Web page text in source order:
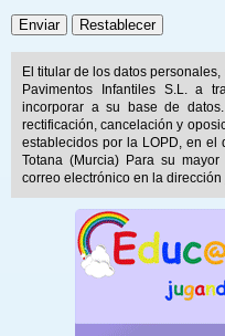
El titular de los datos
Pavimentos Infantiles S.L. a
incorporar a su base de
rectificación, cancelación y
establecidos por la LOPD, en el
Totana (Murcia) Para su
correo electrónico en la dirección